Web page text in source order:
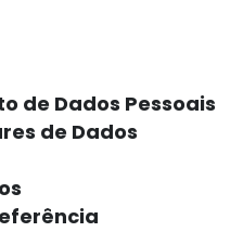
de Dados Pessoais
de Dados